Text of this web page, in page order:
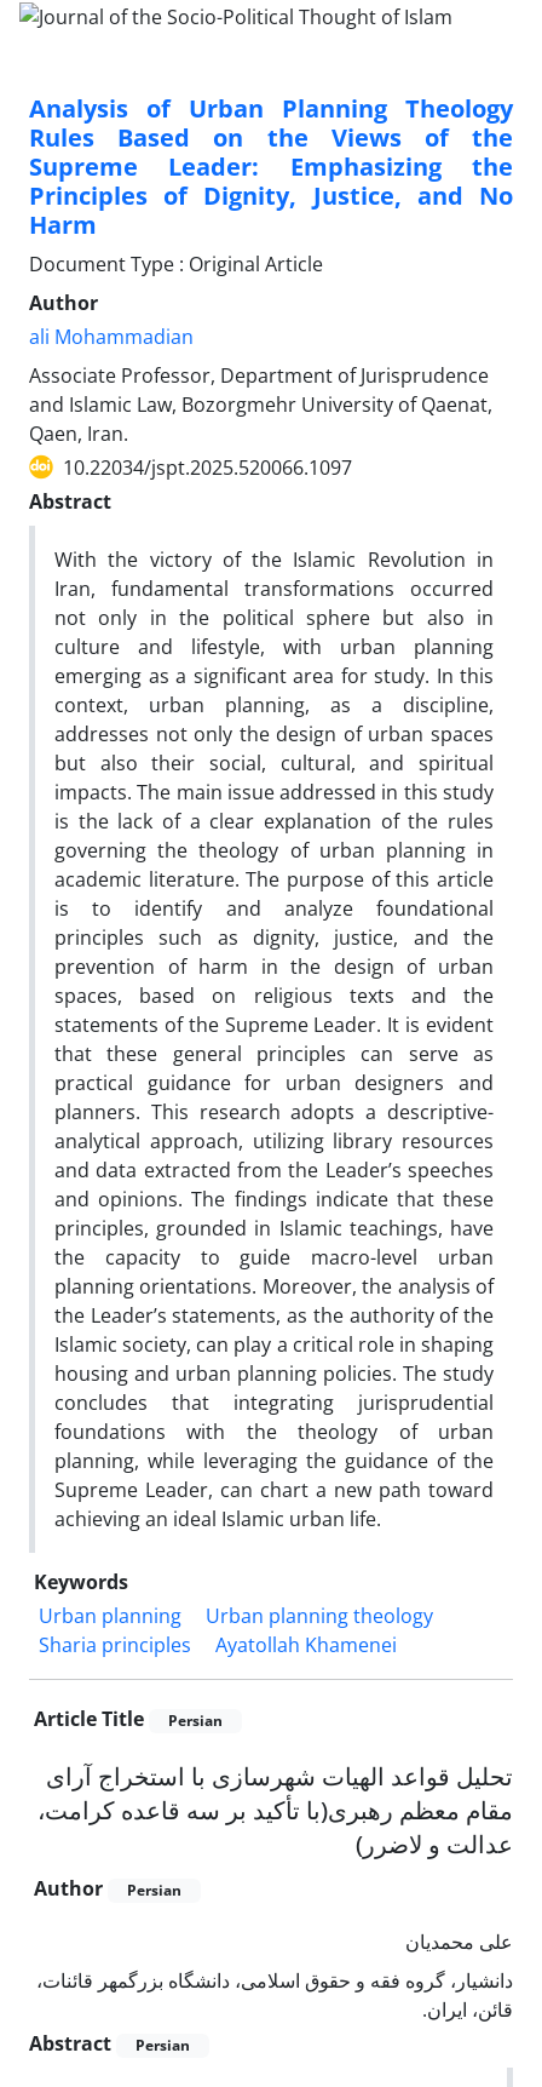
Analysis of Urban Planning Theology
Rules Based on the Views of the
Supreme Leader: Emphasizing the
Principles of Dignity, Justice, and No
Harm
Document Type : Original Article
Author
ali Mohammadian
Associate Professor, Department of Jurisprudence
and Islamic Law, Bozorgmehr University of Qaenat,
Qaen, Iran.
10.22034/jspt.2025.520066.1097
Abstract
With the victory of the Islamic Revolution in
Iran, fundamental transformations occurred
not only in the political sphere but also in
culture and lifestyle, with urban planning
emerging as a significant area for study. In this
context, urban planning, as a discipline,
addresses not only the design of urban spaces
but also their social, cultural, and spiritual
impacts. The main issue addressed in this study
is the lack of a clear explanation of the rules
governing the theology of urban planning in
academic literature. The purpose of this article
is to identify and analyze foundational
principles such as dignity, justice, and the
prevention of harm in the design of urban
spaces, based on religious texts and the
statements of the Supreme Leader. It is evident
that these general principles can serve as
practical guidance for urban designers and
planners. This research adopts a descriptive-
analytical approach, utilizing library resources
and data extracted from the Leader’s speeches
and opinions. The findings indicate that these
principles, grounded in Islamic teachings, have
the capacity to guide macro-level urban
planning orientations. Moreover, the analysis of
the Leader’s statements, as the authority of the
Islamic society, can play a critical role in shaping
housing and urban planning policies. The study
concludes that integrating jurisprudential
foundations with the theology of urban
planning, while leveraging the guidance of the
Supreme Leader, can chart a new path toward
achieving an ideal Islamic urban life.
Keywords
Urban planning
Urban planning theology
Sharia principles
Ayatollah Khamenei
Article Title Persian
تحلیل قواعد الهیات شهرسازی با استخراج آرای
مقام معظم رهبری(با تأکید بر سه قاعده کرامت،
عدالت و لاضرر)
Author Persian
علی محمدیان
دانشیار، گروه فقه و حقوق اسلامی، دانشگاه بزرگمهر قائنات،
قائن، ایران.
Abstract
Persian